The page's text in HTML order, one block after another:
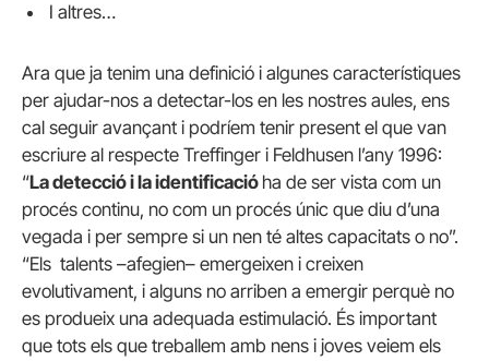
I altres…
Ara que ja tenim una definició i algunes característiques
per ajudar-nos a detectar-los en les nostres aules, ens
cal seguir avançant i podríem tenir present el que van
escriure al respecte Treffinger i Feldhusen l’any 1996:
“La detecció i la identificació ha de ser vista com un
procés continu, no com un procés únic que diu d’una
vegada i per sempre si un nen té altes capacitats o no”.
“Els talents –afegien– emergeixen i creixen
evolutivament, i alguns no arriben a emergir perquè no
es produeix una adequada estimulació. És important
que tots els que treballem amb nens i joves veiem els